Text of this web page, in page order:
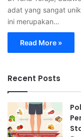
adat yang sangat
ini merupakan…
Read More »
Recent Posts